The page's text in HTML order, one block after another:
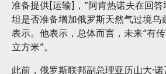
准备提供[运输]，”阿肯热诺夫在回
坦是否准备增加俄罗斯天然气过境乌
表示。他表示，总体而言，未来“有
立方米”。
此前，俄罗斯联邦副总理亚历山大·